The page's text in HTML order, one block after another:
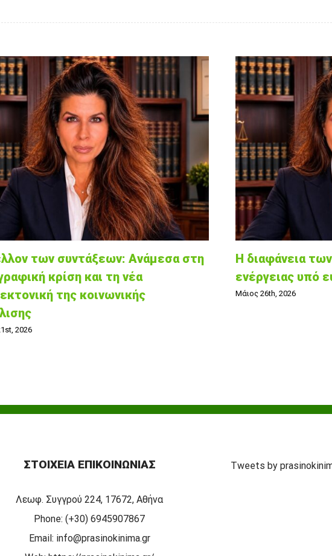
των συντάξεων: Ανάμεσα στη
κρίση και τη νέα
της κοινωνικής
2026
Η διαφάνεια
ενέργειας υπό
Μάιος 26th, 2026
ΣΤΟΙΧΕΊΑ ΕΠΙΚΟΙΝΩΝΊΑΣ
Λεωφ. Συγγρού 224, 17672, Αθήνα
Phone: (+30) 6945907867
Email: info@prasinokinima.gr
Tweets by